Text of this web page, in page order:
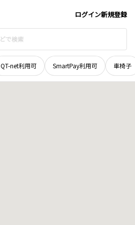
ログイン新規登録
QT-net利用可 SmartPay利用可 車椅子